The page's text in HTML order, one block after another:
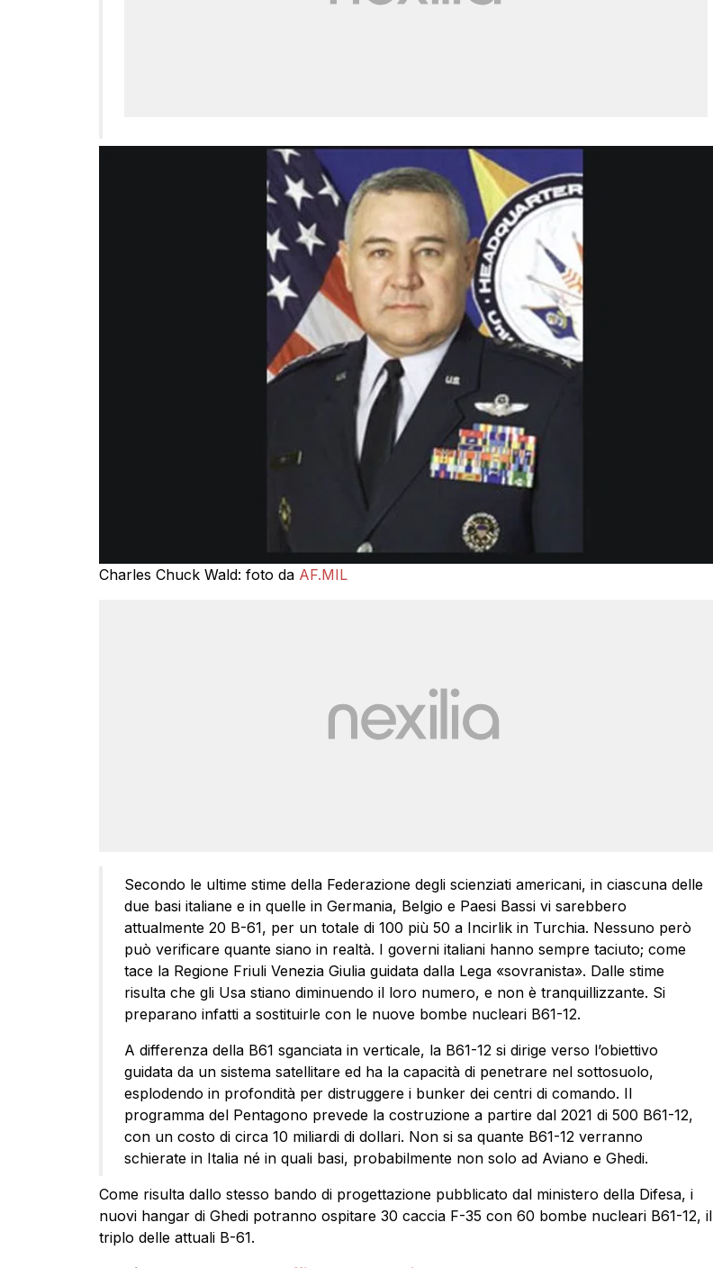
Charles Chuck Wald: foto da AF.MIL
Secondo le ultime stime della Federazione degli scienziati americani, in ciascuna delle
due basi italiane e in quelle in Germania, Belgio e Paesi Bassi vi sarebbero
attualmente 20 B-61, per un totale di 100 più 50 a Incirlik in Turchia. Nessuno però
può verificare quante siano in realtà. I governi italiani hanno sempre taciuto; come
tace la Regione Friuli Venezia Giulia guidata dalla Lega «sovranista». Dalle stime
risulta che gli Usa stiano diminuendo il loro numero, e non è tranquillizzante. Si
preparano infatti a sostituirle con le nuove bombe nucleari B61-12.
A differenza della B61 sganciata in verticale, la B61-12 si dirige verso l’obiettivo
guidata da un sistema satellitare ed ha la capacità di penetrare nel sottosuolo,
esplodendo in profondità per distruggere i bunker dei centri di comando. Il
programma del Pentagono prevede la costruzione a partire dal 2021 di 500 B61-12,
con un costo di circa 10 miliardi di dollari. Non si sa quante B61-12 verranno
schierate in Italia né in quali basi, probabilmente non solo ad Aviano e Ghedi.
Come risulta dallo stesso bando di progettazione pubblicato dal ministero della Difesa, i
nuovi hangar di Ghedi potranno ospitare 30 caccia F-35 con 60 bombe nucleari B61-12, il
triplo delle attuali B-61.